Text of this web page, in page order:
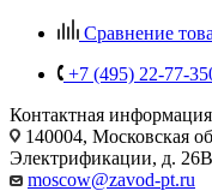
Сравнение
+7 (495) 22-77-
Контактная информация
140004, Московская
Электрификации, д. 26В
moscow@zavod-pt.ru